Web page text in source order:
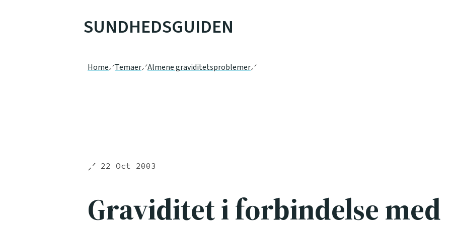
SUNDHEDSGUIDEN
Home Temaer Almene graviditetsproblemer
22 Oct 2003
Graviditet i forbindelse med